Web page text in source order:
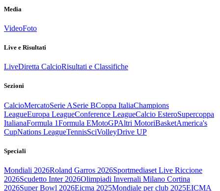
Media
VideoFoto
Live e Risultati
LiveDiretta CalcioRisultati e Classifiche
Sezioni
CalcioMercatoSerie ASerie BCoppa ItaliaChampions
LeagueEuropa LeagueConference LeagueCalcio EsteroSupercoppa
ItalianaFormula 1Formula EMotoGPAltri MotoriBasketAmerica's
CupNations LeagueTennisSciVolleyDrive UP
Speciali
Mondiali 2026Roland Garros 2026Sportmediaset Live Riccione
2026Scudetto Inter 2026Olimpiadi Invernali Milano Cortina
2026Super Bowl 2026Eicma 2025Mondiale per club 2025EICMA